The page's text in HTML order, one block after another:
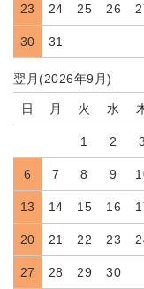
23 24 25 26
30 31
翌月(2026年9月)
日 月 火 水
1 2 3
6 7 8 9
13 14 15 16
20 21 22 23
27 28 29 30